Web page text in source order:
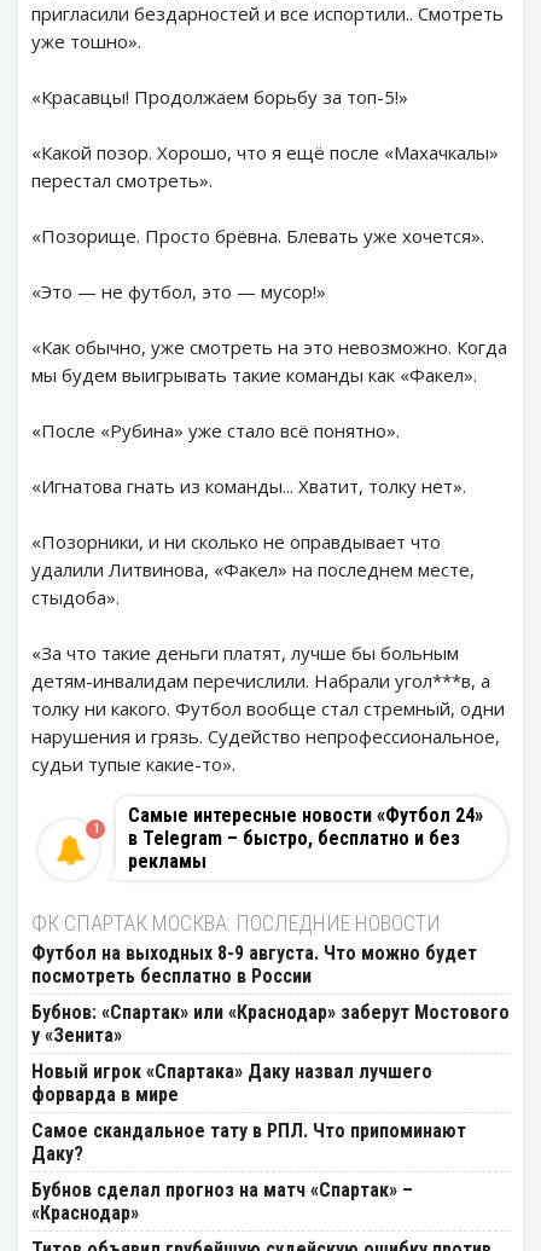
пригласили бездарностей и все испортили.. Смотреть
уже тошно».
«Красавцы! Продолжаем борьбу за топ-5!»
«Какой позор. Хорошо, что я ещё после «Махачкалы»
перестал смотреть».
«Позорище. Просто брёвна. Блевать уже хочется».
«Это — не футбол, это — мусор!»
«Как обычно, уже смотреть на это невозможно. Когда
мы будем выигрывать такие команды как «Факел».
«После «Рубина» уже стало всё понятно».
«Игнатова гнать из команды... Хватит, толку нет».
«Позорники, и ни сколько не оправдывает что
удалили Литвинова, «Факел» на последнем месте,
стыдоба».
«За что такие деньги платят, лучше бы больным
детям-инвалидам перечислили. Набрали угол***в, а
толку ни какого. Футбол вообще стал стремный, одни
нарушения и грязь. Судейство непрофессиональное,
судьи тупые какие-то».
Самые интересные новости «Футбол 24»
в Telegram – быстро, бесплатно и без
рекламы
1
ФК СПАРТАК МОСКВА: ПОСЛЕДНИЕ НОВОСТИ
Футбол на выходных 8-9 августа. Что можно будет
посмотреть бесплатно в России
Бубнов: «Спартак» или «Краснодар» заберут Мостового
у «Зенита»
Новый игрок «Спартака» Даку назвал лучшего
форварда в мире
Самое скандальное тату в РПЛ. Что припоминают
Даку?
Бубнов сделал прогноз на матч «Спартак» –
«Краснодар»